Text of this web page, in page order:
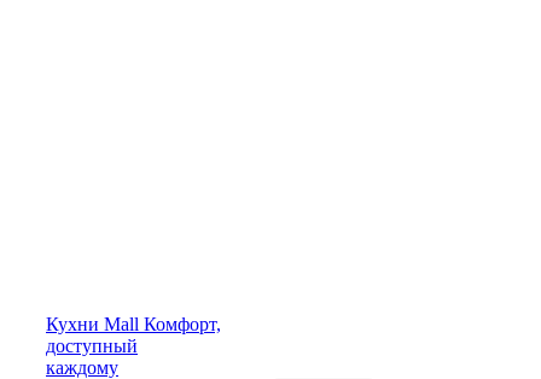
Кухни Mall Комфорт,
доступный
каждому